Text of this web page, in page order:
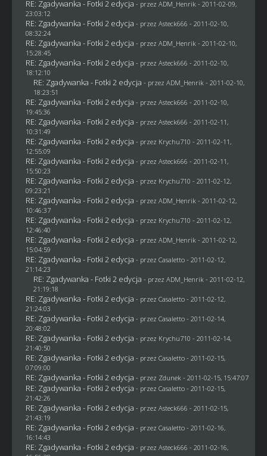
RE: Zgadywanka - Fotki 2 edycja - przez ADM_Henrik - 2011-02-09,
23:03:12
RE: Zgadywanka - Fotki 2 edycja - przez Asteck666 - 2011-02-10,
08:32:24
RE: Zgadywanka - Fotki 2 edycja - przez ADM_Henrik - 2011-02-10,
15:28:45
RE: Zgadywanka - Fotki 2 edycja - przez Asteck666 - 2011-02-10,
18:12:10
RE: Zgadywanka - Fotki 2 edycja - przez ADM_Henrik - 2011-02-10,
18:23:51
RE: Zgadywanka - Fotki 2 edycja - przez Asteck666 - 2011-02-10,
19:45:36
RE: Zgadywanka - Fotki 2 edycja - przez Asteck666 - 2011-02-11,
10:31:49
RE: Zgadywanka - Fotki 2 edycja - przez Krychu710 - 2011-02-11,
12:55:09
RE: Zgadywanka - Fotki 2 edycja - przez Asteck666 - 2011-02-11,
15:50:23
RE: Zgadywanka - Fotki 2 edycja - przez Krychu710 - 2011-02-12,
09:23:21
RE: Zgadywanka - Fotki 2 edycja - przez ADM_Henrik - 2011-02-12,
10:46:37
RE: Zgadywanka - Fotki 2 edycja - przez Krychu710 - 2011-02-12,
12:46:40
RE: Zgadywanka - Fotki 2 edycja - przez ADM_Henrik - 2011-02-12,
15:04:59
RE: Zgadywanka - Fotki 2 edycja - przez Casaletto- 2011-02-12,
21:14:23
RE: Zgadywanka - Fotki 2 edycja - przez ADM_Henrik - 2011-02-12,
21:19:18
RE: Zgadywanka - Fotki 2 edycja - przez Casaletto- 2011-02-12,
21:24:03
RE: Zgadywanka - Fotki 2 edycja - przez Casaletto- 2011-02-14,
20:48:02
RE: Zgadywanka - Fotki 2 edycja - przez Krychu710 - 2011-02-14,
21:40:50
RE: Zgadywanka - Fotki 2 edycja - przez Casaletto- 2011-02-15,
07:09:00
RE: Zgadywanka - Fotki 2 edycja - przez Zdunek - 2011-02-15, 15:47:07
RE: Zgadywanka - Fotki 2 edycja - przez Casaletto- 2011-02-15,
21:42:26
RE: Zgadywanka - Fotki 2 edycja - przez Asteck666 - 2011-02-15,
21:43:19
RE: Zgadywanka - Fotki 2 edycja - przez Casaletto- 2011-02-16,
16:14:43
RE: Zgadywanka - Fotki 2 edycja - przez Asteck666 - 2011-02-16,